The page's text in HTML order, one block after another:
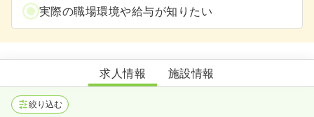
実際の職場環境や給与が知りたい
訪問看護ステーションきづき
求人情報 施設情報
絞り込む